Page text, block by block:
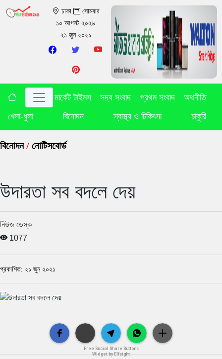
ঢাকা
সোমবার
১০ আগস্ট ২০২৬
২১ জুন ২০২১
মার্কেট টাইমস সদ্য সংবাদ প্রথম সংবাদ
অথনীতি
খেলা-ধুলা
বিনোদন স্বাস্থ্য ও চিকিৎসা চাকুরি
বিনোদন/ নোটিসবোর্ড
উদারতা সব বদলে দেয়
নিউজ ডেস্ক
1077
প্রকাশিত: ২১ জুন ২০২১
Free Social Share Buttons
Widget by Elfsight